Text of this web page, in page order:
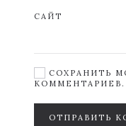
САЙТ
СОХРАНИТЬ
КОММЕНТАРИЕВ.
ОТПРАВИТЬ